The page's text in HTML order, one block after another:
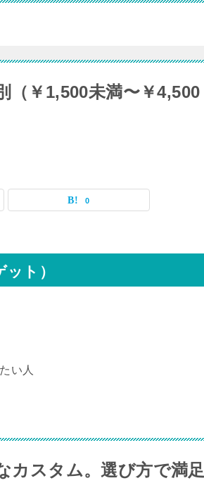
（￥1,500未満〜￥4,500
0
ト）
い人
カスタム。選び方で満